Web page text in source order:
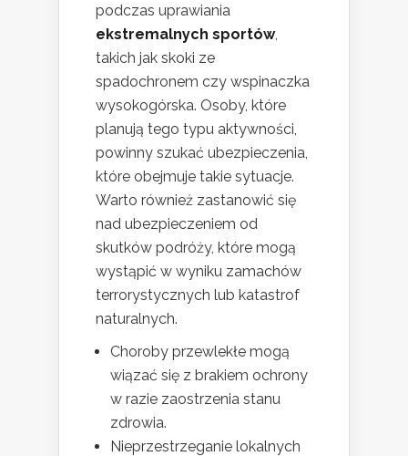
podczas uprawiania
ekstremalnych sportów,
takich jak skoki ze
spadochronem czy wspinaczka
wysokogórska. Osoby, które
planują tego typu aktywności,
powinny szukać ubezpieczenia,
które obejmuje takie sytuacje.
Warto również zastanowić się
nad ubezpieczeniem od
skutków podróży, które mogą
wystąpić w wyniku zamachów
terrorystycznych lub katastrof
naturalnych.
Choroby przewlekłe mogą
wiązać się z brakiem ochrony
w razie zaostrzenia stanu
zdrowia.
Nieprzestrzeganie lokalnych